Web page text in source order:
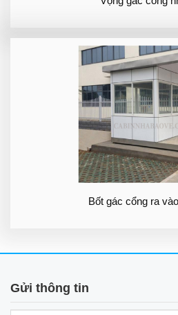
Bốt gác cổng ra
Gửi thông tin